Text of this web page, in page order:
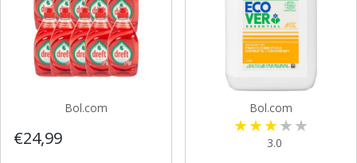
Bol.com
€24,99
Bol.com
3.0